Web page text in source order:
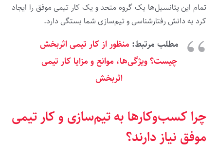
تمام این پتانسیل‌ها یک گروه متحد و یک کار تیمی موفق را ایجاد
کرد به دانش رفتارشناسی و تیم‌سازی شما بستگی دارد.
مطلب مرتبط: منظور از کار تیمی اثربخش
چیست؟ ویژگی‌ها، موانع و مزایا کار تیمی
اثربخش
چرا کسب‌وکارها به تیم‌سازی و کار تیمی
موفق نیاز دارند؟